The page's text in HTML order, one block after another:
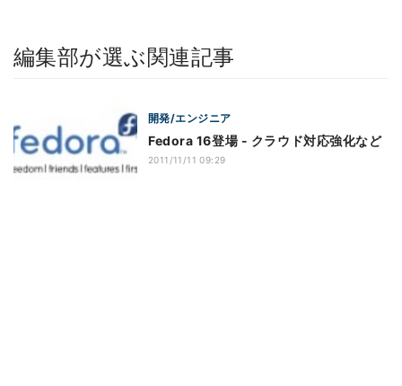
編集部が選ぶ関連記事
開発/エンジニア
Fedora 16登場 - クラウド対応強化など
2011/11/11 09:29